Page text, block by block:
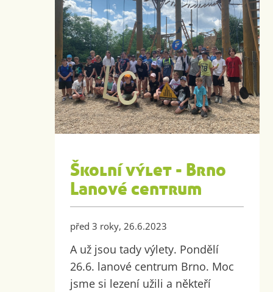
Školní výlet - Brno
Lanové centrum
před 3 roky, 26.6.2023
A už jsou tady výlety. Pondělí
26.6. lanové centrum Brno. Moc
jsme si lezení užili a někteří